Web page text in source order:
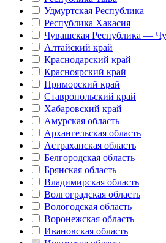
Удмуртская Республика
Республика Хакасия
Чувашская Республика —
Алтайский край
Краснодарский край
Красноярский край
Приморский край
Ставропольский край
Хабаровский край
Амурская область
Архангельская область
Астраханская область
Белгородская область
Брянская область
Владимирская область
Волгоградская область
Вологодская область
Воронежская область
Ивановская область